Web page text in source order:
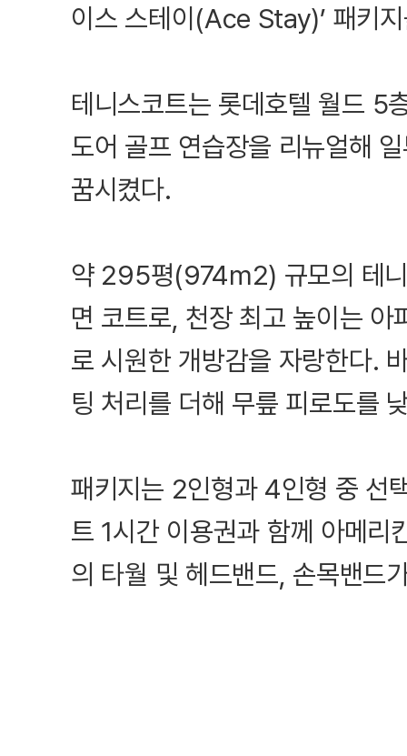
이스 스테이(Ace Stay)’ 패키
테니스코트는 롯데호텔 월드 5
도어 골프 연습장을 리뉴얼해
꿈시켰다.
약 295평(974m2) 규모의 테
면 코트로, 천장 최고 높이는
로 시원한 개방감을 자랑한다.
팅 처리를 더해 무릎 피로도를
패키지는 2인형과 4인형 중 선
트 1시간 이용권과 함께 아메
의 타월 및 헤드밴드, 손목밴드